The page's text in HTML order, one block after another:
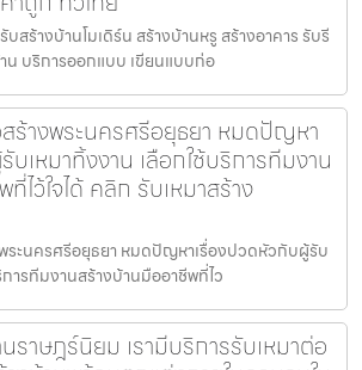
สร้างบ้านโมเดิร์น สร้างบ้านหรู สร้างอาคาร รับรี
น บริการออกแบบ เขียนแบบก่อ
ร้างพระนครศรีอยุธยา หมดปัญหา
เหมาทิ้งงาน เลือกใช้บริการทีมงาน
ไว้ใจได้ คลิก รับเหมาสร้าง
ระนครศรีอยุธยา หมดปัญหาเรื่องปวดหัวกับผู้รับ
การทีมงานสร้างบ้านมืออาชีพที่ไว
ราษฎร์นิยม เรามีบริการรับเหมาต่อ